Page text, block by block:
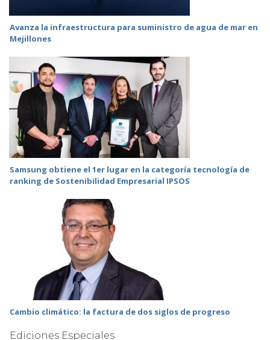
Avanza la infraestructura para suministro de agua de mar en
Mejillones
Samsung obtiene el 1er lugar en la categoría tecnología de
ranking de Sostenibilidad Empresarial IPSOS
Cambio climático: la factura de dos siglos de progreso
Ediciones Especiales